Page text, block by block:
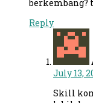
Reply
July 13,
Skill